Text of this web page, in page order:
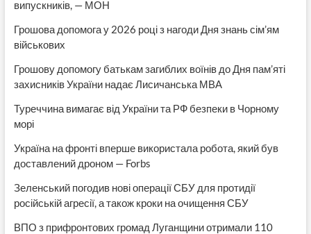
випускників, — МОН
Грошова допомога у 2026 році з нагоди Дня знань сім’ям
військових
Грошову допомогу батькам загиблих воїнів до Дня пам’яті
захисників України надає Лисичанська МВА
Туреччина вимагає від України та РФ безпеки в Чорному
морі
Україна на фронті вперше використала робота, який був
доставлений дроном — Forbs
Зеленський погодив нові операції СБУ для протидії
російській агресії, а також кроки на очищення СБУ
ВПО з прифронтових громад Луганщини отримали 110